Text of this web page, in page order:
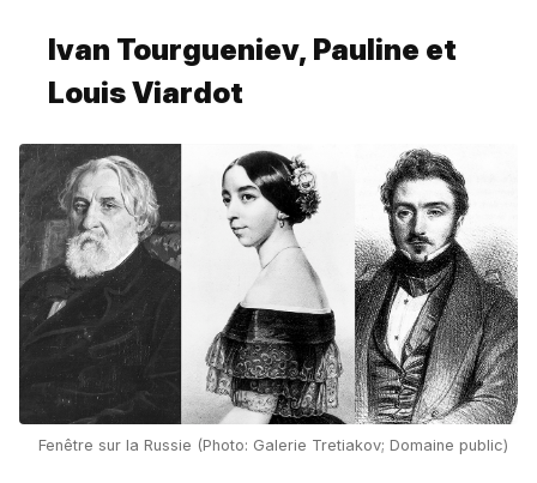
Ivan Tourgueniev, Pauline et
Louis Viardot
Fenêtre sur la Russie (Photo: Galerie Tretiakov; Domaine public)